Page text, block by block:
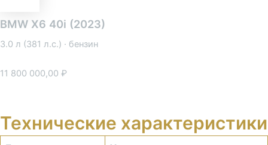
BMW X6 40i (2023)
3.0 л (381 л.с.) · бензин
11 800 000,00 ₽
Технические характеристики